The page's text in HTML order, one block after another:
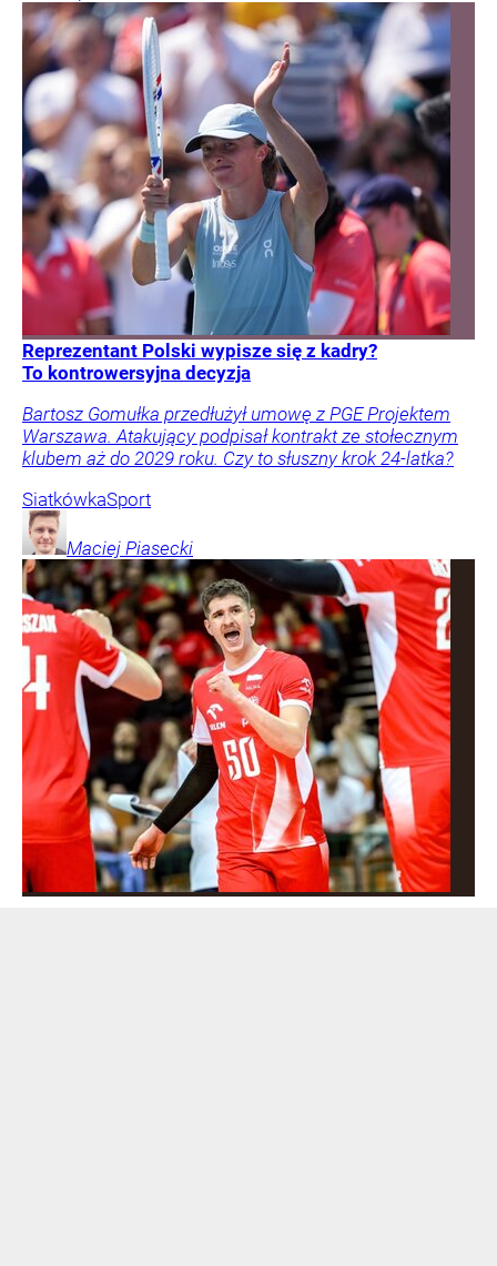
Reprezentant Polski wypisze się z kadry?
To kontrowersyjna decyzja
Bartosz Gomułka przedłużył umowę z PGE Projektem
Warszawa. Atakujący podpisał kontrakt ze stołecznym
klubem aż do 2029 roku. Czy to słuszny krok 24-latka?
SiatkówkaSport
Maciej Piasecki